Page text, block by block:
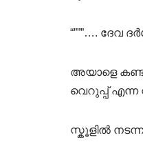
“”””….
അയാളെ
വെറുപ്പ് എന്ന
സ്കൂളിൽ